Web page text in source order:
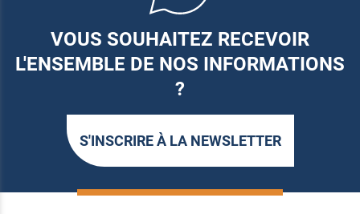
VOUS SOUHAITEZ RECEVOIR
L'ENSEMBLE DE NOS INFORMATIONS
?
S'INSCRIRE À LA NEWSLETTER